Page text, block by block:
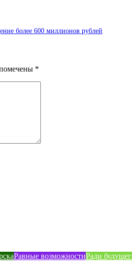
более 600 миллионов рублей
*
Равные возможностиРади